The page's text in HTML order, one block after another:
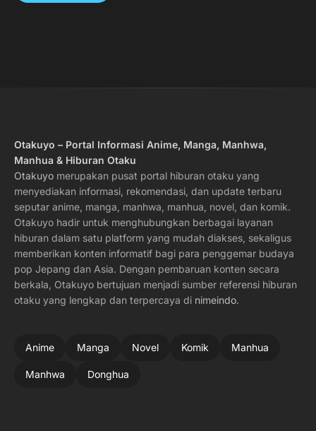
Otakuyo – Portal Informasi Anime, Manga, Manhwa,
Manhua & Hiburan Otaku
Otakuyo merupakan pusat portal hiburan otaku yang
menyediakan informasi, rekomendasi, dan update terbaru
seputar anime, manga, manhwa, manhua, novel, dan komik.
Otakuyo hadir untuk menghubungkan berbagai layanan
hiburan dalam satu platform yang mudah diakses, sekaligus
memberikan konten informatif bagi para penggemar budaya
pop Jepang dan Asia. Dengan pembaruan konten secara
berkala, Otakuyo bertujuan menjadi sumber referensi hiburan
otaku yang lengkap dan terpercaya di nimeindo.
Anime Manga Novel Komik Manhua
Manhwa Donghua